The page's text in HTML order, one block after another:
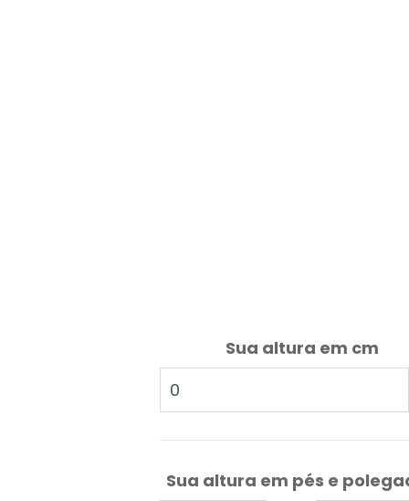
Sua altura em cm
Sua altura em pés e